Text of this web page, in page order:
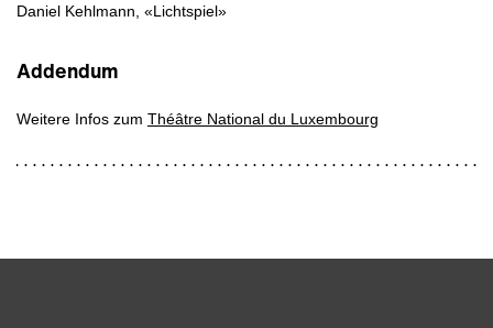
Daniel Kehlmann, «Lichtspiel»
Addendum
Weitere Infos zum Théâtre National du Luxembourg